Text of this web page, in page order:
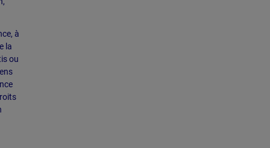
à
la
ou